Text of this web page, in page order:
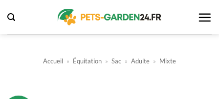
au
contenu
Accueil » Équitation » Sac » Adulte » Mixte